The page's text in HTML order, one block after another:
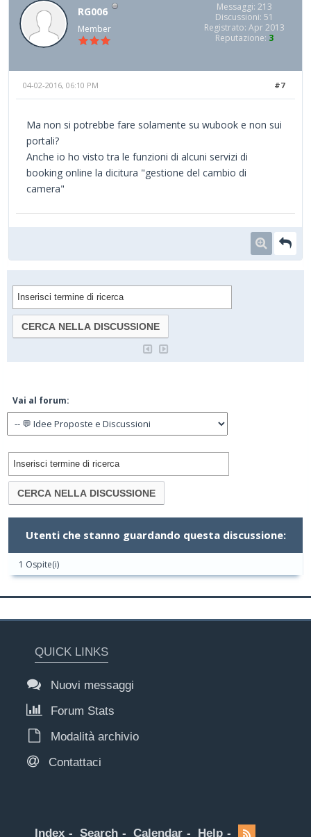
RG006
Member
Messaggi: 213
Discussioni: 51
Registrato: Apr 2013
Reputazione: 3
#7
04-02-2016, 06:10 PM
Ma non si potrebbe fare solamente su wubook e non sui
portali?
Anche io ho visto tra le funzioni di alcuni servizi di
booking online la dicitura "gestione del cambio di
camera"
Vai al forum:
Utenti che stanno guardando questa discussione:
1 Ospite(i)
QUICK LINKS
Nuovi messaggi
Forum Stats
Modalità archivio
Contattaci
Index Search Calendar Help